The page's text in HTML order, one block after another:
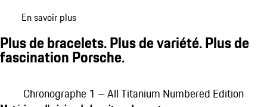
En savoir plus
Plus de bracelets. Plus de variété. Plus de
fascination Porsche.
Chronographe 1 – All Titanium Numbered Edition